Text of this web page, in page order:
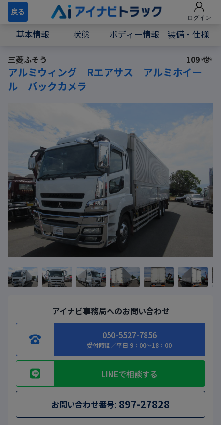
戻る
ログイン
基本情報 状態 ボディー情報 装備・仕様
三菱ふそう 109
アルミウィング Rエアサス アルミホイー
ル バックカメラ
アイナビ事務局へのお問い合わせ
050-5527-7856
受付時間／平日 9：00～18：00
LINEで相談する
お問い合わせ番号: 897-27828